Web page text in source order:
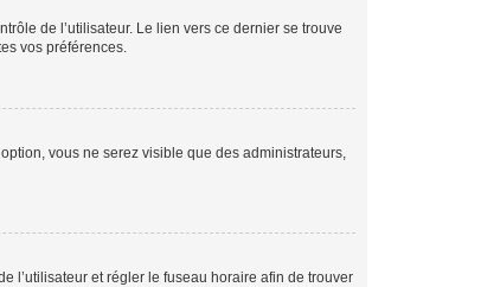
de l’utilisateur. Le lien vers ce dernier se trouve
vos préférences.
vous ne serez visible que des administrateurs,
l’utilisateur et régler le fuseau horaire afin de trouver